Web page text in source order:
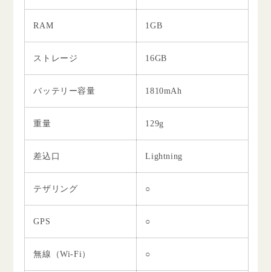
RAM 1GB
ストレージ 16GB
バッテリー容量 1810mAh
重量 129g
差込口 Lightning
テザリング ○
GPS ○
無線（Wi-Fi） ○